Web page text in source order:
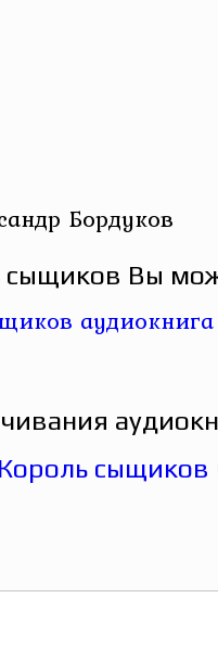
Бордуков
Вы